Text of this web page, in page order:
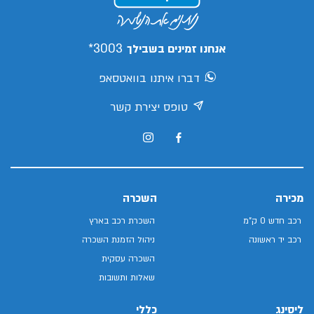
אנחנו זמינים בשבילך 3003*
דברו איתנו בוואטסאפ
טופס יצירת קשר
מכירה
רכב חדש 0 ק"מ
רכב יד ראשונה
השכרה
השכרת רכב בארץ
ניהול הזמנת השכרה
השכרה עסקית
שאלות ותשובות
ליסינג כללי